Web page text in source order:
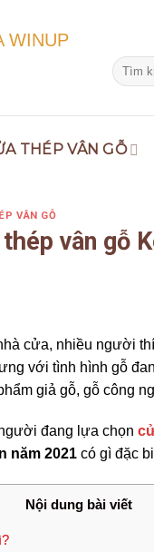
Search
for:
THÉP VÂN GỖ
VÂN GỖ
vân gỗ
cửa, nhiều người
với tình hình gỗ
giả gỗ, gỗ công
đang lựa chọn
năm 2021 có gì đặc
Nội dung bài viết